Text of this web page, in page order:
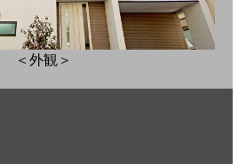
＜外観＞